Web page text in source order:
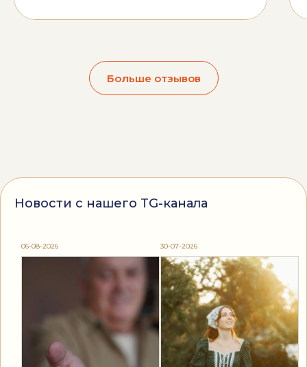
Больше отзывов
Новости с нашего TG-канала
06-08-2026 30-07-2026